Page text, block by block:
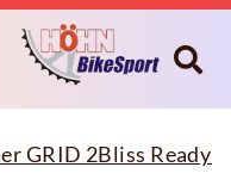
GRID 2Bliss Ready